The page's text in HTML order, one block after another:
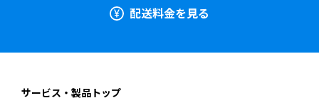
配送料金を見る
サービス・製品トップ